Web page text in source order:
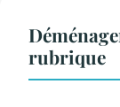
rubrique